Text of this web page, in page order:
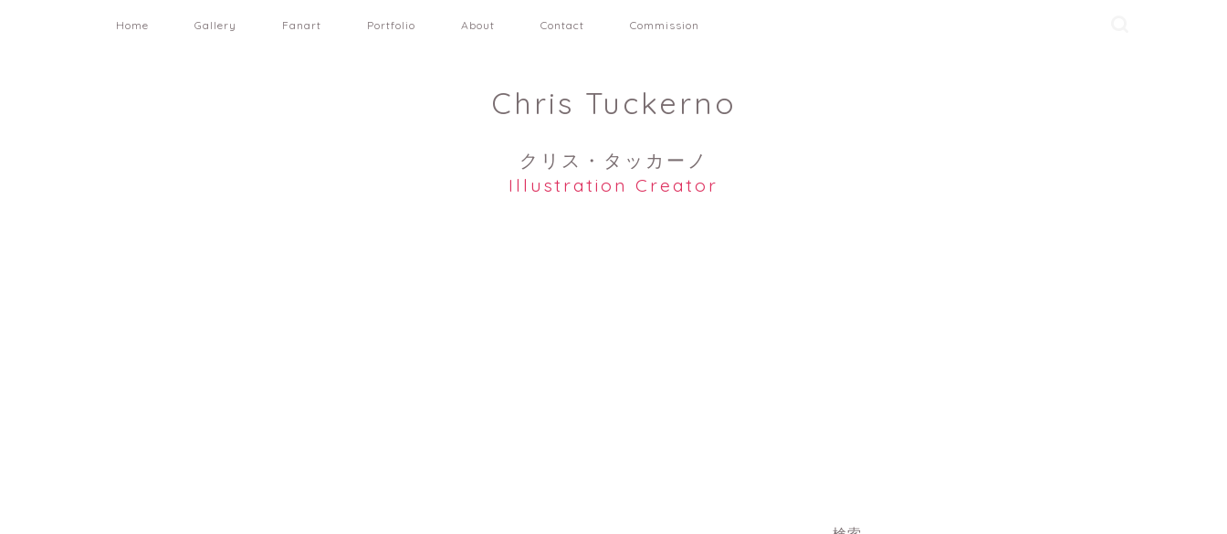
Home Gallery Fanart Portfolio About Contact Commission
Chris Tuckerno
クリス・タッカーノ
Illustration Creator